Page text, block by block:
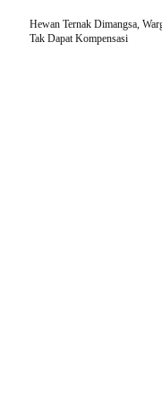
Hewan Ternak Dimangsa,
Tak Dapat Kompensasi